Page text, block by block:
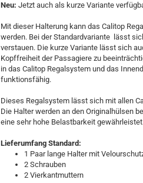
Neu: Jetzt auch als kurze Variante
Mit dieser Halterung kann das Calitop
werden. Bei der Standardvariante lässt
verstauen. Die kurze Variante lässt sich
Kopffreiheit der Passagiere zu
in das Calitop Regalsystem und das
funktionsfähig.
Dieses Regalsystem lässt sich mit allen
Die Halter werden an den Originalhülsen
eine sehr hohe Belastbarkeit
Lieferumfang Standard:
1 Paar lange Halter mit
2 Schrauben
2 Vierkantmuttern